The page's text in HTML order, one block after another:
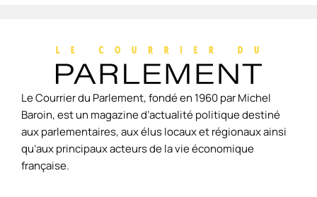
Le Courrier du Parlement, fondé en 1960 par Michel
Baroin, est un magazine d’actualité politique destiné
aux parlementaires, aux élus locaux et régionaux ainsi
qu’aux principaux acteurs de la vie économique
française.